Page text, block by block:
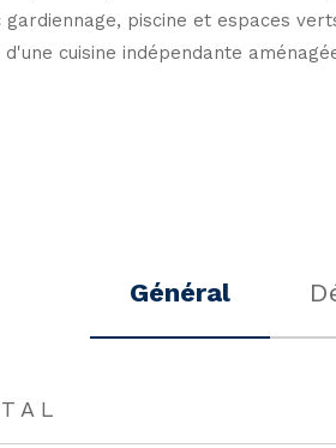
gardiennage, piscine et espaces
cuisine indépendante
Général